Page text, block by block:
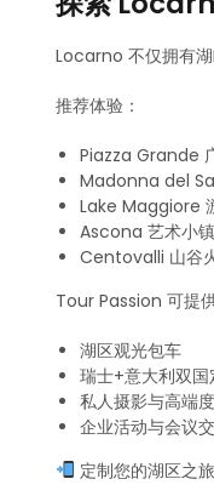
Locarno 不仅拥有湖
推荐体验：
Piazza Grande
Madonna del
Lake Maggiore
Ascona 艺术小镇
Centovalli 山谷
Tour Passion 可提
湖区观光包车
瑞士+意大利双
私人摄影与高端
企业活动与会议
定制您的湖区之旅